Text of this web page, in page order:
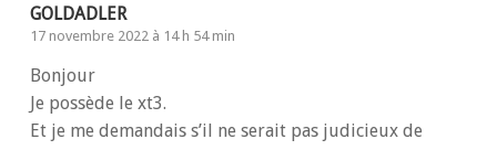
GOLDADLER
17 novembre 2022 à 14 h 54 min
Bonjour
Je possède le xt3.
Et je me demandais s’il ne serait pas judicieux de